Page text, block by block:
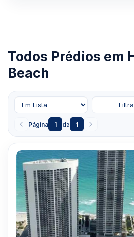
Todos Prédios em
Beach
Página 1 de 1